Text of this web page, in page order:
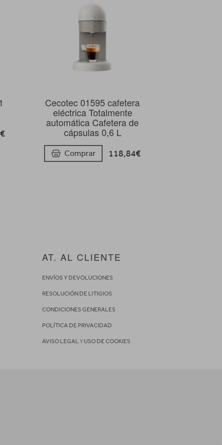
Cecotec 01595 cafetera
eléctrica Totalmente
automática Cafetera de
cápsulas 0,6 L
Comprar 118,84€
AT. AL CLIENTE
ENVÍOS Y DEVOLUCIONES
RESOLUCIÓN DE LITIGIOS
CONDICIONES GENERALES
POLÍTICA DE PRIVACIDAD
AVISO LEGAL Y USO DE COOKIES